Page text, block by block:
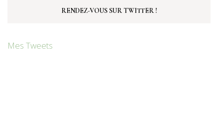
RENDEZ-VOUS SUR TWITTER !
Mes Tweets